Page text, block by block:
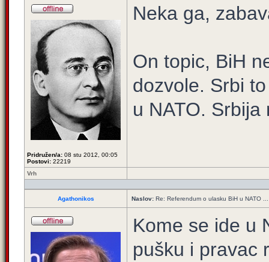
Pridružen/a: 08 stu 2012, 00:05
Postovi: 22219
Neka ga,
On topic, BiH
dozvole. Srbi
u NATO.
Vrh
Agathonikos Naslov: Re: Referendum o ulasku BiH u NATO ...
Kome se ide u
pušku i pravac